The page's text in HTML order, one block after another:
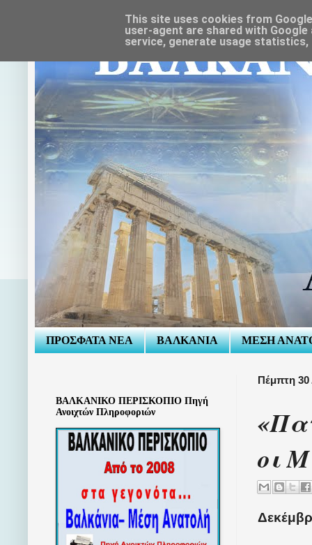
ΠΡΟΣΦΑΤΑ ΝΕΑ ΒΑΛΚΑΝΙΑ ΜΕΣΗ
Πέμπτη 30
οι
ΒΑΛΚΑΝΙΚΟ ΠΕΡΙΣΚΟΠΙΟ Πηγή
Ανοιχτών Πληροφοριών
This site uses cookies from
user-agent are shared with
service, generate usage statistics,